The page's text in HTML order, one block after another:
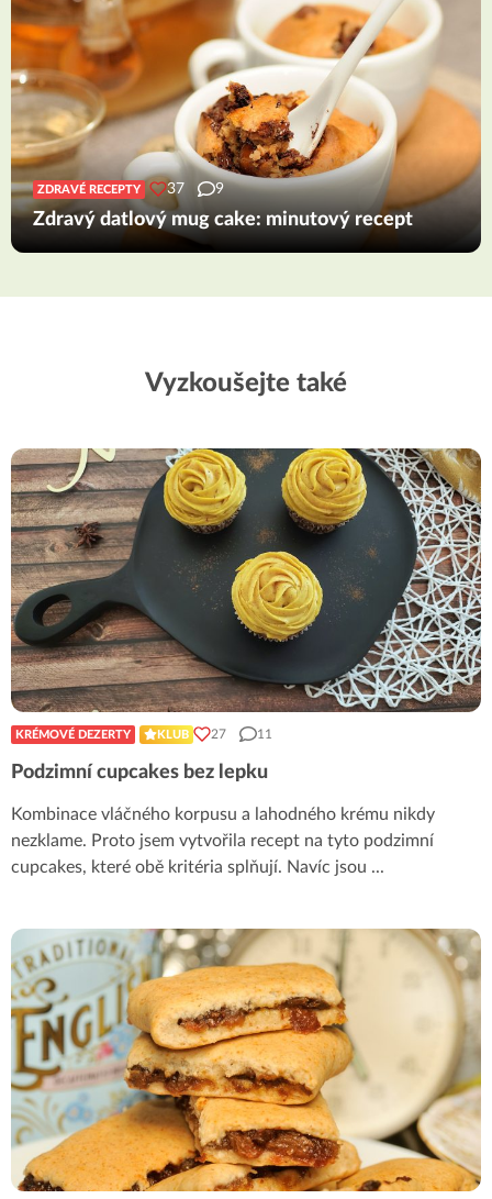
ZDRAVÉ RECEPTY 37 9
Zdravý datlový mug cake: minutový recept
Vyzkoušejte také
KRÉMOVÉ DEZERTY KLUB 27 11
Podzimní cupcakes bez lepku
Kombinace vláčného korpusu a lahodného krému nikdy
nezklame. Proto jsem vytvořila recept na tyto podzimní
cupcakes, které obě kritéria splňují. Navíc jsou ...